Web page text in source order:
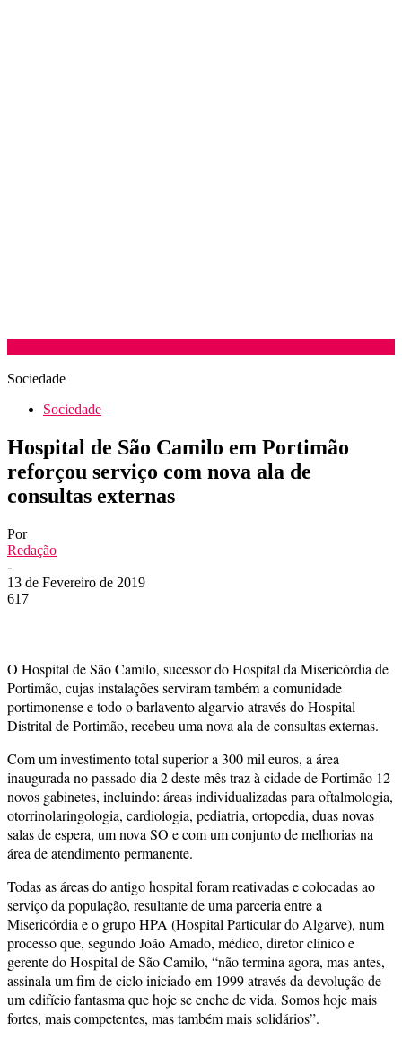
Sociedade
Sociedade
Hospital de São Camilo em Portimão
reforçou serviço com nova ala de
consultas externas
Por
Redação
-
13 de Fevereiro de 2019
617
O Hospital de São Camilo, sucessor do Hospital da Misericórdia de
Portimão, cujas instalações serviram também a comunidade
portimonense e todo o barlavento algarvio através do Hospital
Distrital de Portimão, recebeu uma nova ala de consultas externas.
Com um investimento total superior a 300 mil euros, a área
inaugurada no passado dia 2 deste mês traz à cidade de Portimão 12
novos gabinetes, incluindo: áreas individualizadas para oftalmologia,
otorrinolaringologia, cardiologia, pediatria, ortopedia, duas novas
salas de espera, um nova SO e com um conjunto de melhorias na
área de atendimento permanente.
Todas as áreas do antigo hospital foram reativadas e colocadas ao
serviço da população, resultante de uma parceria entre a
Misericórdia e o grupo HPA (Hospital Particular do Algarve), num
processo que, segundo João Amado, médico, diretor clínico e
gerente do Hospital de São Camilo, “não termina agora, mas antes,
assinala um fim de ciclo iniciado em 1999 através da devolução de
um edifício fantasma que hoje se enche de vida. Somos hoje mais
fortes, mais competentes, mas também mais solidários”.